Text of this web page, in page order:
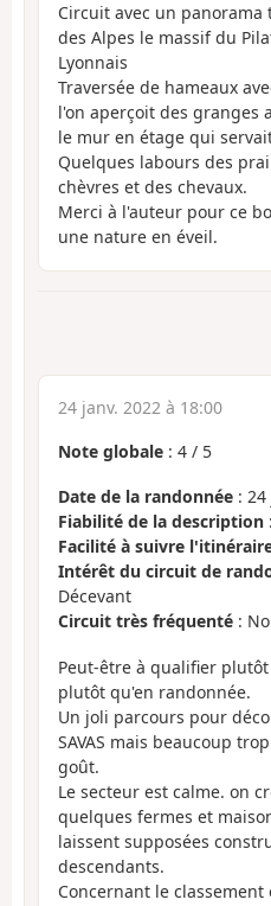
Circuit avec un
des Alpes le massif du
Lyonnais
Traversée de hameaux
l'on aperçoit des granges
le mur en étage qui
Quelques labours des
chèvres et des chevaux.
Merci à l'auteur pour ce
une nature en éveil.
24 janv. 2022 à 18:00
Note globale : 4 / 5
Date de la randonnée :
Fiabilité de la description
Facilité à suivre
Intérêt du circuit de
Décevant
Circuit très fréquenté :
Peut-être à qualifier
plutôt qu'en randonnée.
Un joli parcours pour
SAVAS mais beaucoup
goût.
Le secteur est calme. on
quelques fermes et
laissent supposées
descendants.
Concernant le